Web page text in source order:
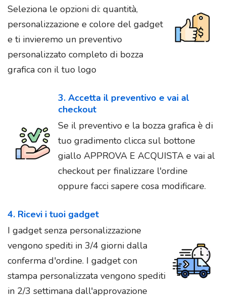
Seleziona le opzioni di: quantità,
personalizzazione e colore del gadget
e ti invieremo un preventivo
personalizzato completo di bozza
grafica con il tuo logo
3. Accetta il preventivo e vai al
checkout
Se il preventivo e la bozza grafica è di
tuo gradimento clicca sul bottone
giallo APPROVA E ACQUISTA e vai al
checkout per finalizzare l'ordine
oppure facci sapere cosa modificare.
4. Ricevi i tuoi gadget
I gadget senza personalizzazione
vengono spediti in 3/4 giorni dalla
conferma d'ordine. I gadget con
stampa personalizzata vengono spediti
in 2/3 settimana dall'approvazione